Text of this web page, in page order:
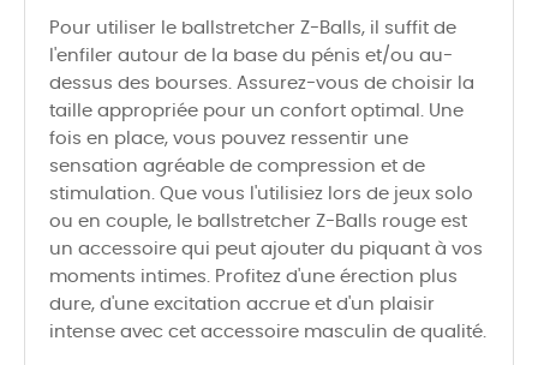
Pour utiliser le ballstretcher Z-Balls, il suffit de
l'enfiler autour de la base du pénis et/ou au-
dessus des bourses. Assurez-vous de choisir la
taille appropriée pour un confort optimal. Une
fois en place, vous pouvez ressentir une
sensation agréable de compression et de
stimulation. Que vous l'utilisiez lors de jeux solo
ou en couple, le ballstretcher Z-Balls rouge est
un accessoire qui peut ajouter du piquant à vos
moments intimes. Profitez d'une érection plus
dure, d'une excitation accrue et d'un plaisir
intense avec cet accessoire masculin de qualité.